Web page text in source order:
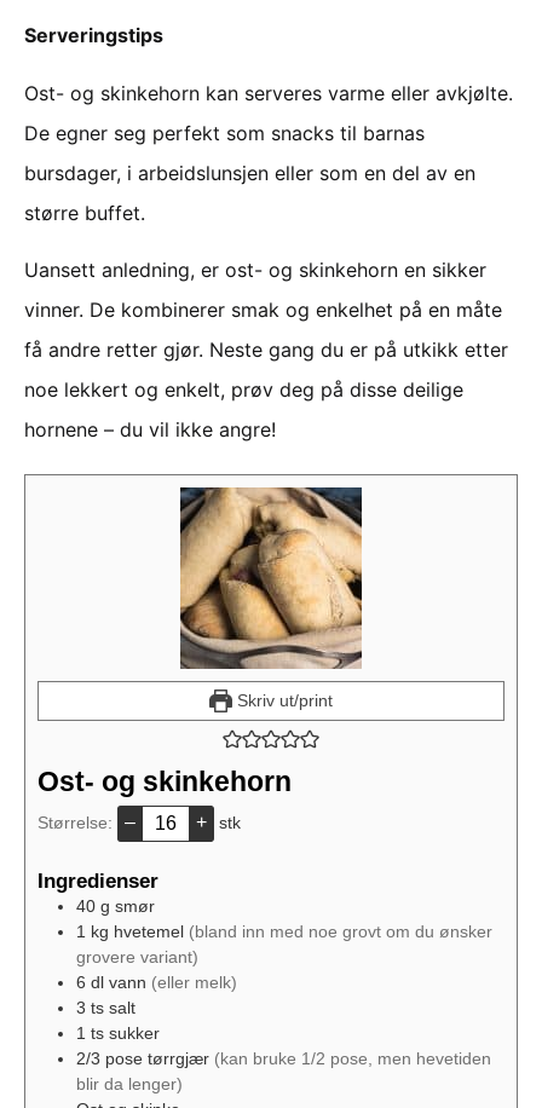
Serveringstips
Ost- og skinkehorn kan serveres varme eller avkjølte.
De egner seg perfekt som snacks til barnas
bursdager, i arbeidslunsjen eller som en del av en
større buffet.
Uansett anledning, er ost- og skinkehorn en sikker
vinner. De kombinerer smak og enkelhet på en måte
få andre retter gjør. Neste gang du er på utkikk etter
noe lekkert og enkelt, prøv deg på disse deilige
hornene – du vil ikke angre!
Skriv ut/print
Ost- og skinkehorn
Størrelse: – + stk
Ingredienser
40 g smør
1 kg hvetemel (bland inn med noe grovt om du ønsker
grovere variant)
6 dl vann (eller melk)
3 ts salt
1 ts sukker
2/3 pose tørrgjær (kan bruke 1/2 pose, men hevetiden
blir da lenger)